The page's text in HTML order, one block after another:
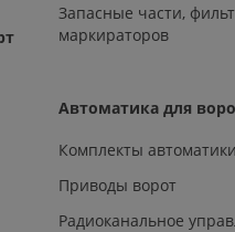
Запасные части,
маркираторов
Автоматика для
Комплекты
Приводы ворот
Радиоканальное